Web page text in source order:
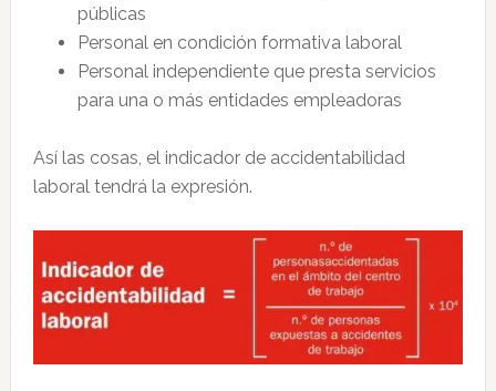
públicas
Personal en condición formativa laboral
Personal independiente que presta servicios
para una o más entidades empleadoras
Así las cosas, el indicador de accidentabilidad
laboral tendrá la expresión.